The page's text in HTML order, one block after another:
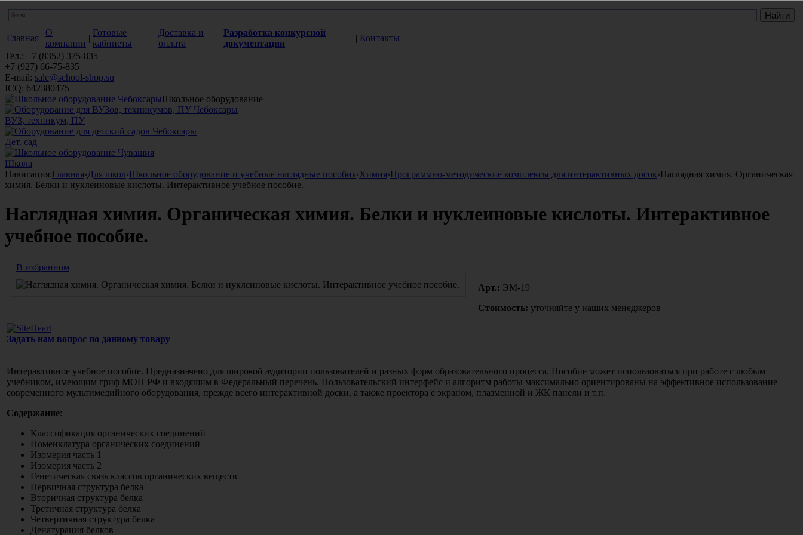
Главная |
О
компании
|
Готовые
кабинеты
|
Доставка и
оплата
|
Разработка конкурсной
документации
| Контакты
Тел.: +7 (8352) 375-835
+7 (927) 66-75-835
E-mail: sale@school-shop.su
ICQ: 642380475
Школьное оборудование
ВУЗ, техникум, ПУ
Дет. сад
Школа
Навигация:Главная›Для школ›Школьное оборудование и учебные наглядные пособия›Химия›Программно-методические комплексы для интерактивных досок›Наглядная химия. Органическая
химия. Белки и нуклеиновые кислоты. Интерактивное учебное пособие.
Наглядная химия. Органическая химия. Белки и нуклеиновые кислоты. Интерактивное
учебное пособие.
В избранном
Арт.: ЭМ-19
Стоимость: уточняйте у наших менеджеров
Задать нам вопрос по данному товару
Интерактивное учебное пособие. Предназначено для широкой аудитории пользователей и разных форм образовательного процесса. Пособие может использоваться при работе с любым
учебником, имеющим гриф МОН РФ и входящим в Федеральный перечень. Пользовательский интерфейс и алгоритм работы максимально ориентированы на эффективное использование
современного мультимедийного оборудования, прежде всего интерактивной доски, а также проектора с экраном, плазменной и ЖК панели и т.п.
Содержание:
Классификация органических соединений
Номенклатура органических соединений
Изомерия часть 1
Изомерия часть 2
Генетическая связь классов органических веществ
Первичная структура белка
Вторичная структура белка
Третичная структура белка
Четвертичная структура белка
Денатурация белков